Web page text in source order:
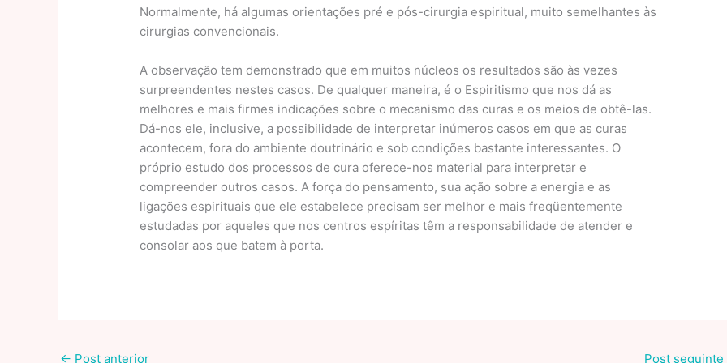
Normalmente, há algumas orientações pré e pós-cirurgia espiritual, muito semelhantes às
cirurgias convencionais.
A observação tem demonstrado que em muitos núcleos os resultados são às vezes
surpreendentes nestes casos. De qualquer maneira, é o Espiritismo que nos dá as
melhores e mais firmes indicações sobre o mecanismo das curas e os meios de obtê-las.
Dá-nos ele, inclusive, a possibilidade de interpretar inúmeros casos em que as curas
acontecem, fora do ambiente doutrinário e sob condições bastante interessantes. O
próprio estudo dos processos de cura oferece-nos material para interpretar e
compreender outros casos. A força do pensamento, sua ação sobre a energia e as
ligações espirituais que ele estabelece precisam ser melhor e mais freqüentemente
estudadas por aqueles que nos centros espíritas têm a responsabilidade de atender e
consolar aos que batem à porta.
← Post anterior Post seguinte